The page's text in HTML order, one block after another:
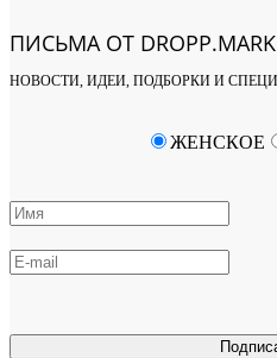
ПИСЬМА ОТ
НОВОСТИ, ИДЕИ, ПОДБОРКИ И
ЖЕНСКОЕ